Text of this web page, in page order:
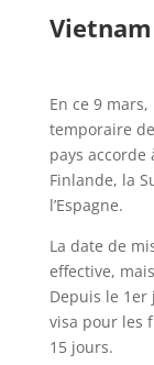
Vietnam
En ce 9
temporaire
pays accorde
Finlande, la
l’Espagne.
La date de
effective,
Depuis le
visa pour les
15 jours.